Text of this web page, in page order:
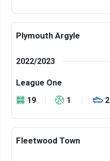
Plymouth Argyle
2022/2023
League One
19
1 2
Fleetwood Town